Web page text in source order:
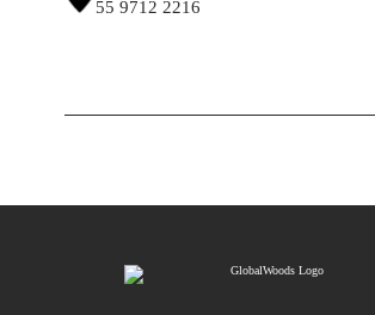
55 9712 2216